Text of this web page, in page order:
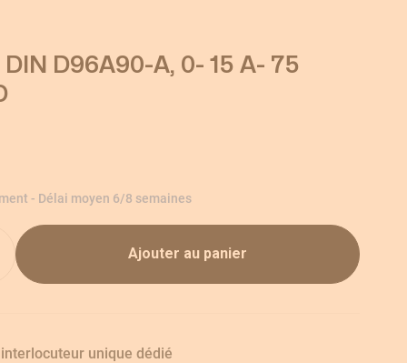
D96A90-A, 0- 15 A- 75
- Délai moyen 6/8 semaines
Ajouter au panier
unique dédié